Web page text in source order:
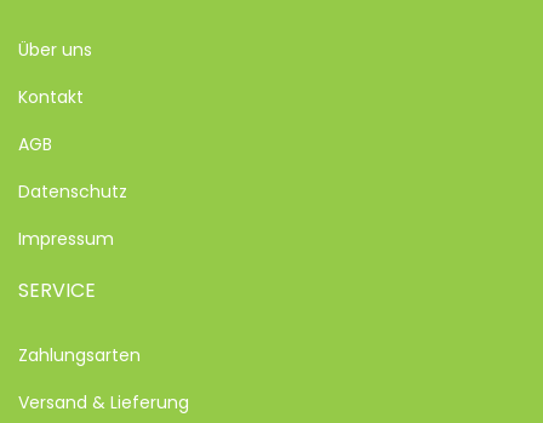
Über uns
Kontakt
AGB
Datenschutz
Impressum
SERVICE
Zahlungsarten
Versand & Lieferung